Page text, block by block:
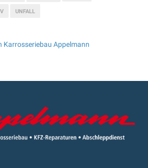
UNFALL
Karrosseriebau Appelmann